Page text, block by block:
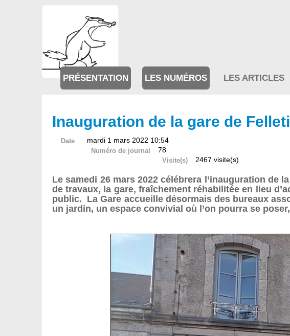
PRÉSENTATION LES NUMÉROS LES ARTICLES
Inauguration de la gare de
Date mardi 1 mars 2022 10:54
Numéro de journal 78
Visite(s) 2467 visite(s)
Le samedi 26 mars 2022 célébrera l’inauguration de
de travaux, la gare, fraîchement réhabilitée en lieu
public. La Gare accueille désormais des bureaux
un jardin, un espace convivial où l’on pourra se